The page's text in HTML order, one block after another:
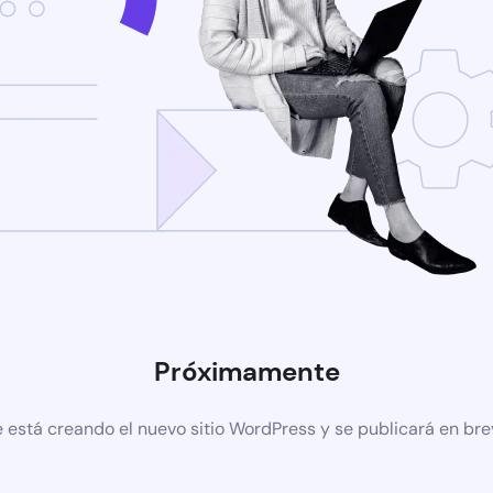
Próximamente
está creando el nuevo sitio WordPress y se publicará en